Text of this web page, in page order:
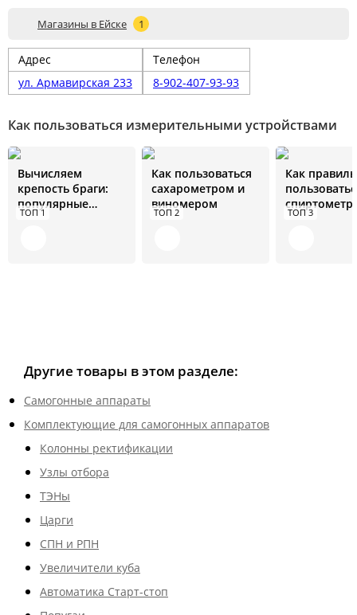
Магазины в Ейскe 1
Адрес
Телефон
ул. Армавирская 233
8-902-407-93-93
Как пользоваться измерительными устройствами
ТОП 1
Вычисляем
крепость браги:
популярные
методы и их
ТОП 2
Как пользоваться
сахарометром и
виномером
ТОП 3
Как
инструкция
Другие товары в этом разделе:
Самогонные аппараты
Комплектующие для самогонных аппаратов
Колонны ректификации
Узлы отбора
ТЭНы
Царги
СПН и РПН
Увеличители куба
Автоматика Старт-стоп